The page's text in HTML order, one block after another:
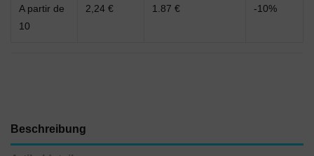
A partir de
10
2,24 € 1.87 € -10%
Beschreibung